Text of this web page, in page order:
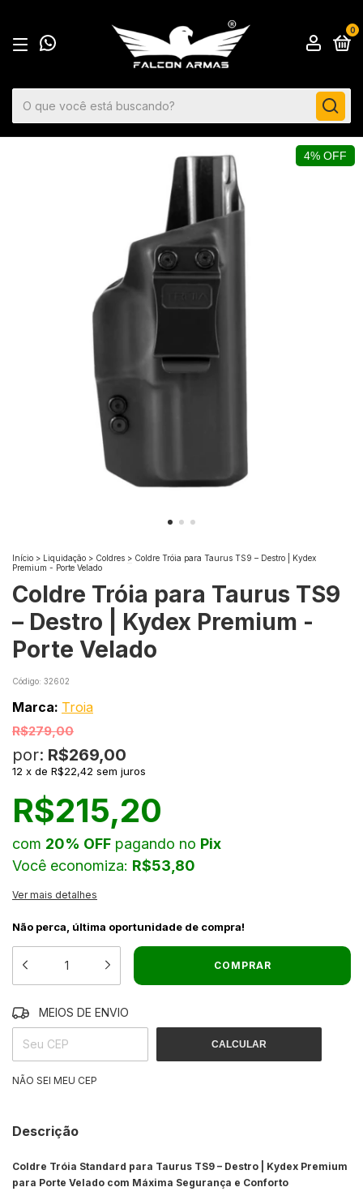
0
4% OFF
Início > Liquidação > Coldres > Coldre Tróia para Taurus TS9 – Destro | Kydex
Premium - Porte Velado
Coldre Tróia para Taurus TS9
– Destro | Kydex Premium -
Porte Velado
Código: 32602
Marca: Troia
R$279,00
por: R$269,00
12 x de R$22,42 sem juros
R$215,20
com 20% OFF pagando no Pix
Você economiza: R$53,80
Ver mais detalhes
Não perca, última oportunidade de compra!
MEIOS DE ENVIO
CALCULAR
NÃO SEI MEU CEP
Descrição
Coldre Tróia Standard para Taurus TS9 – Destro | Kydex Premium
para Porte Velado com Máxima Segurança e Conforto